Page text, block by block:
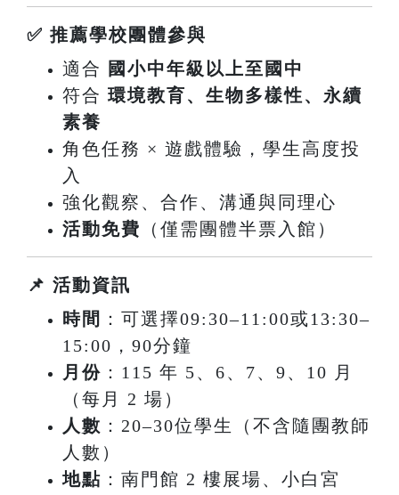
✅ 推薦學校團體參與
適合 國小中年級以上至國中
符合 環境教育、生物多樣性、永續
素養
角色任務 × 遊戲體驗，學生高度投
入
強化觀察、合作、溝通與同理心
活動免費 （僅需團體半票入館）
📌 活動資訊
時間 ：可選擇09:30–11:00或13:30–
15:00，90分鐘
月份 ：115 年 5、6、7、9、10 月
（每月 2 場）
人數 ：20–30位學生
（不含隨團教師
人數）
地點 ：南門館 2 樓展場、小白宮